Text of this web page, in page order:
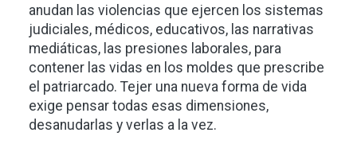
anudan las violencias que ejercen los sistemas
judiciales, médicos, educativos, las narrativas
mediáticas, las presiones laborales, para
contener las vidas en los moldes que prescribe
el patriarcado. Tejer una nueva forma de vida
exige pensar todas esas dimensiones,
desanudarlas y verlas a la vez.